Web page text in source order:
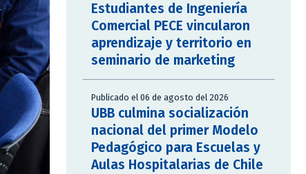
Estudiantes de Ingeniería
Comercial PECE vincularon
aprendizaje y territorio en
seminario de marketing
Publicado el 06 de agosto del 2026
UBB culmina socialización
nacional del primer Modelo
Pedagógico para Escuelas y
Aulas Hospitalarias de Chile